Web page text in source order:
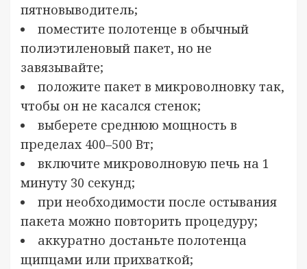
пятновыводитель;
поместите полотенце в обычный
полиэтиленовый пакет, но не
завязывайте;
положите пакет в микроволновку так,
чтобы он не касался стенок;
выберете среднюю мощность в
пределах 400–500 Вт;
включите микроволновую печь на 1
минуту 30 секунд;
при необходимости после остывания
пакета можно повторить процедуру;
аккуратно достаньте полотенца
щипцами или прихваткой;